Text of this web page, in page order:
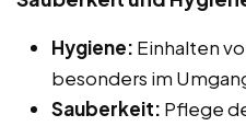
Hygiene: Einhalten
besonders im
Sauberkeit: Pflege